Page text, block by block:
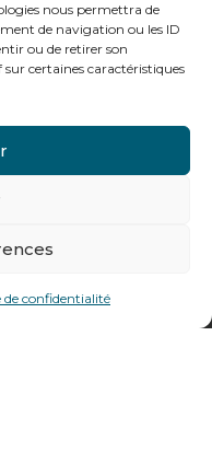
nous permettra de
de navigation ou les ID
ou de retirer son
certaines caractéristiques
de confidentialité
particuliers